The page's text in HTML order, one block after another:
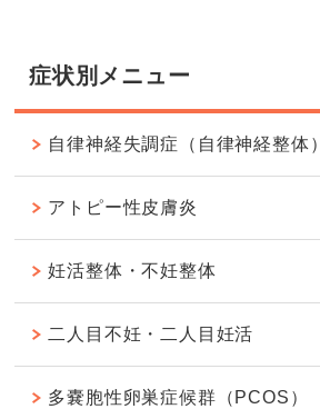
症状別メニュー
自律神経失調症（自律神経整体）
アトピー性皮膚炎
妊活整体・不妊整体
二人目不妊・二人目妊活
多嚢胞性卵巣症候群（PCOS）